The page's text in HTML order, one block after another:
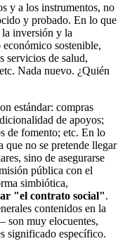
y a los instrumentos, no
y probado. En lo que
la inversión y la
sostenible,
servicios de salud,
Nada nuevo. ¿Quién
estándar: compras
de apoyos;
de fomento; etc. En lo
no se pretende llegar
sino de asegurarse
pública con el
simbiótica,
"el contrato social".
contenidos en la
son muy elocuentes,
significado específico.